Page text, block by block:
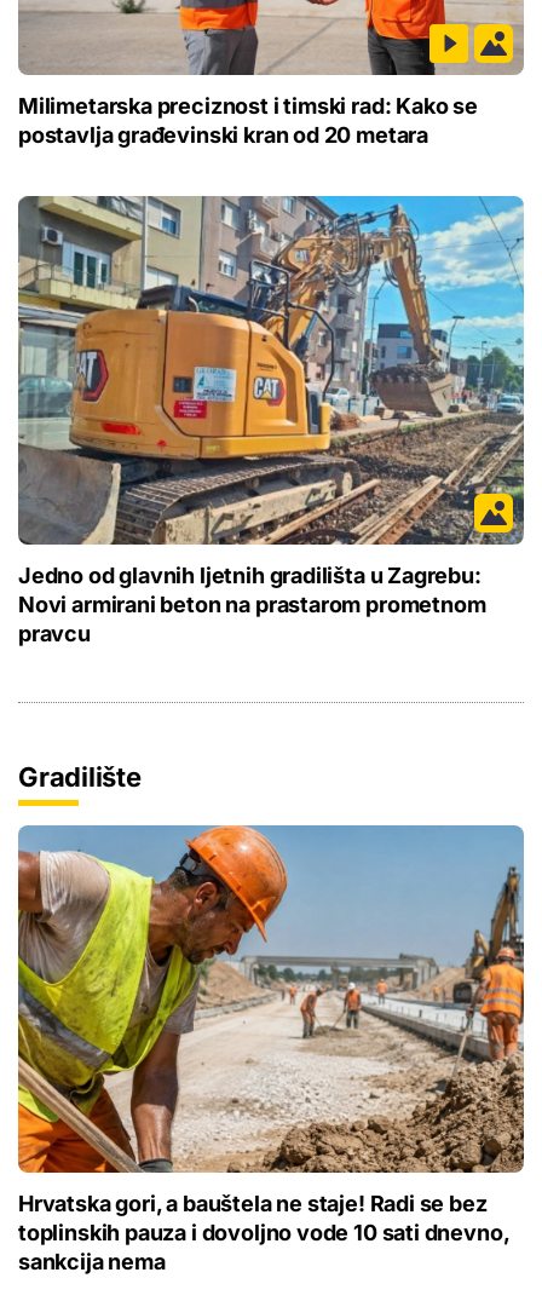
Milimetarska preciznost i timski rad: Kako se
postavlja građevinski kran od 20 metara
Jedno od glavnih ljetnih gradilišta u Zagrebu:
Novi armirani beton na prastarom prometnom
pravcu
Gradilište
Hrvatska gori, a bauštela ne staje! Radi se bez
toplinskih pauza i dovoljno vode 10 sati dnevno,
sankcija nema